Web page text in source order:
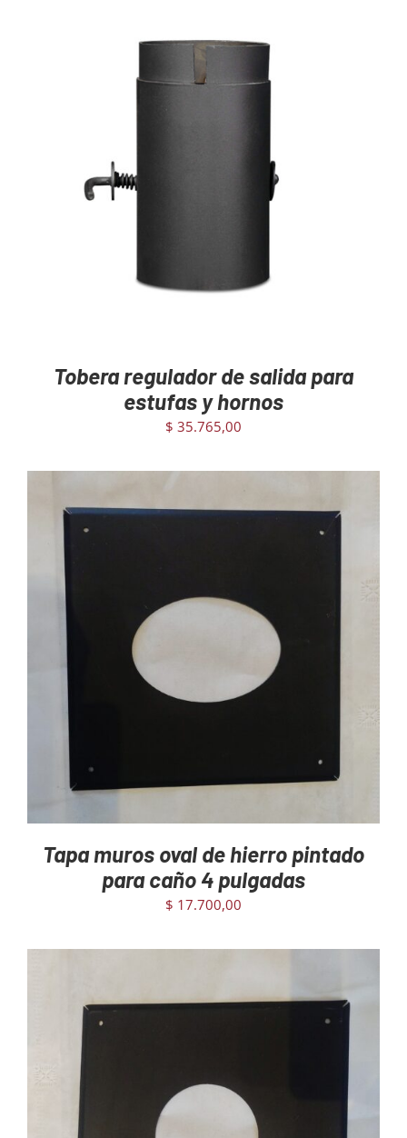
AGREGAR AL CARRITO DETAILS
Tobera regulador de salida para
estufas y hornos
$ 35.765,00
AGREGAR AL CARRITO DETAILS
Tapa muros oval de hierro pintado
para caño 4 pulgadas
$ 17.700,00
AGREGAR AL CARRITO DETAILS